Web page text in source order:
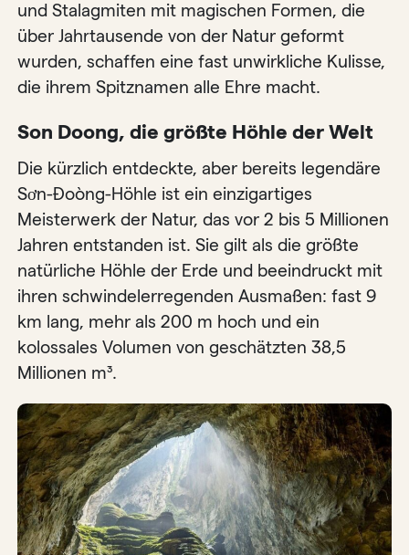
und Stalagmiten mit magischen Formen, die
über Jahrtausende von der Natur geformt
wurden, schaffen eine fast unwirkliche Kulisse,
die ihrem Spitznamen alle Ehre macht.
Son Doong, die größte Höhle der Welt
Die kürzlich entdeckte, aber bereits legendäre
Sơn-Đoòng-Höhle ist ein einzigartiges
Meisterwerk der Natur, das vor 2 bis 5 Millionen
Jahren entstanden ist. Sie gilt als die größte
natürliche Höhle der Erde und beeindruckt mit
ihren schwindelerregenden Ausmaßen: fast 9
km lang, mehr als 200 m hoch und ein
kolossales Volumen von geschätzten 38,5
Millionen m³.